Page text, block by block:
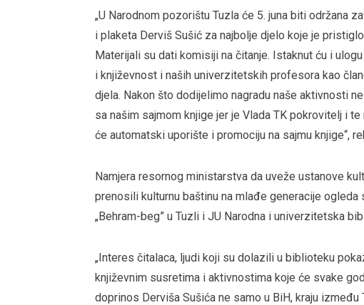
„U Narodnom pozorištu Tuzla će 5. juna biti održana
i plaketa Derviš Sušić za najbolje djelo koje je
Materijali su dati komisiji na čitanje. Istaknut ću i
i književnost i naših univerzitetskih profesora kao
djela. Nakon što dodijelimo nagradu naše aktivnosti
sa našim sajmom knjige jer je Vlada TK pokrovitelj i
će automatski uporište i promociju na sajmu knjige“,
Namjera resornog ministarstva da uveže ustanove
prenosili kulturnu baštinu na mlađe generacije
„Behram-beg” u Tuzli i JU Narodna i univerzitetska
„Interes čitalaca, ljudi koji su dolazili u biblioteku
književnim susretima i aktivnostima koje će svake
doprinos Derviša Sušića ne samo u BiH, kraju